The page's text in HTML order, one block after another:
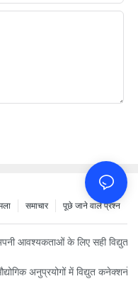
पूछे जाने वाले प्रश्न
समाचार
का प्रभाव
आवश्यकताओं के लिए सही विद्युत
विश्लेषणअनुप्रयोगों में विद्युत कनेक्शनों